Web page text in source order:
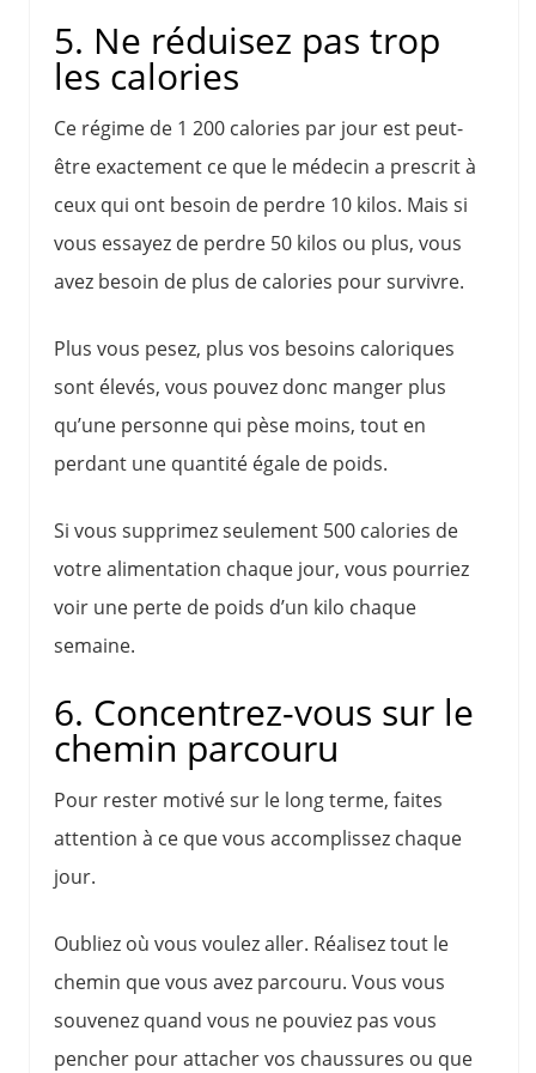
5. Ne réduisez pas trop
les calories
Ce régime de 1 200 calories par jour est peut-
être exactement ce que le médecin a prescrit à
ceux qui ont besoin de perdre 10 kilos. Mais si
vous essayez de perdre 50 kilos ou plus, vous
avez besoin de plus de calories pour survivre.
Plus vous pesez, plus vos besoins caloriques
sont élevés, vous pouvez donc manger plus
qu’une personne qui pèse moins, tout en
perdant une quantité égale de poids.
Si vous supprimez seulement 500 calories de
votre alimentation chaque jour, vous pourriez
voir une perte de poids d’un kilo chaque
semaine.
6. Concentrez-vous sur le
chemin parcouru
Pour rester motivé sur le long terme, faites
attention à ce que vous accomplissez chaque
jour.
Oubliez où vous voulez aller. Réalisez tout le
chemin que vous avez parcouru. Vous vous
souvenez quand vous ne pouviez pas vous
pencher pour attacher vos chaussures ou que